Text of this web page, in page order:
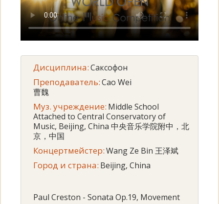
Дисциплина:Саксофон
Преподаватель:Cao Wei
曹魏
Муз. учреждение: Middle School
Attached to Central Conservatory of
Music, Beijing, China 中央音乐学院附中，北
京，中国
Концертмейстер:Wang Ze Bin 王泽斌
Город и страна: Beijing, China
Paul Creston - Sonata Op.19, Movement